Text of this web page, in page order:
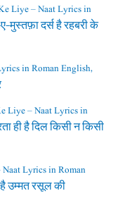
Liye – Naat Lyrics in
मुस्तफ़ा दर्स है रहबरी के
in Roman English,
Liye – Naat Lyrics in
ही है दिल किसी न किसी
Lyrics in Roman
उम्मत रसूल की